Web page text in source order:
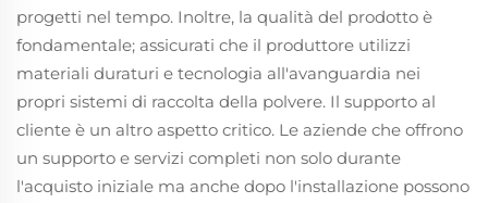
progetti nel tempo. Inoltre, la qualità del prodotto è
fondamentale; assicurati che il produttore utilizzi
materiali duraturi e tecnologia all'avanguardia nei
propri sistemi di raccolta della polvere. Il supporto al
cliente è un altro aspetto critico. Le aziende che offrono
un supporto e servizi completi non solo durante
l'acquisto iniziale ma anche dopo l'installazione possono